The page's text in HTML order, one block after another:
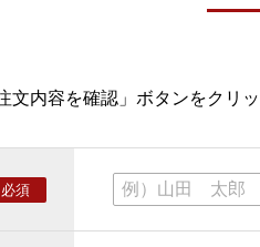
文内容を確認」ボタンをクリ
必須